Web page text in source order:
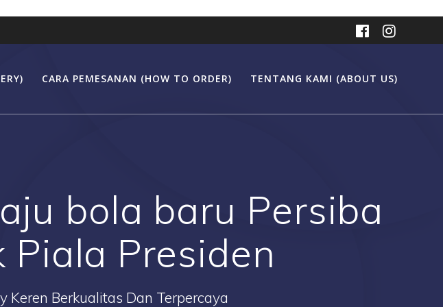
CARA PEMESANAN (HOW TO ORDER) TENTANG KAMI (ABOUT US)
bola baru Persiba
Presiden
Keren Berkualitas Dan Terpercaya